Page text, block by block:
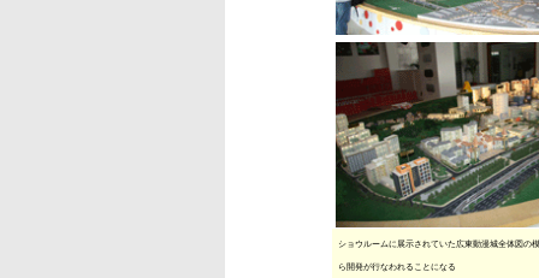
ショウルームに展示されていた広東動漫城全体図の
ら開発が行なわれることになる